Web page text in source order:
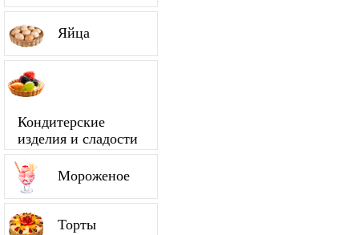
Яйца
Кондитерские
изделия и сладости
Мороженое
Торты